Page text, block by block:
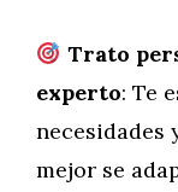
Trato
experto: Te
necesidades
mejor se